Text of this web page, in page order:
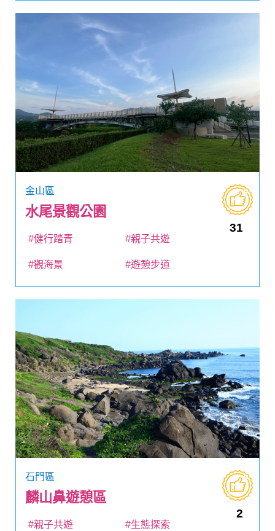
金山區
水尾景觀公園
31
#健行踏青 #親子共遊
#觀海景 #遊憩步道
石門區
麟山鼻遊憩區
2
#親子共遊 #生態探索